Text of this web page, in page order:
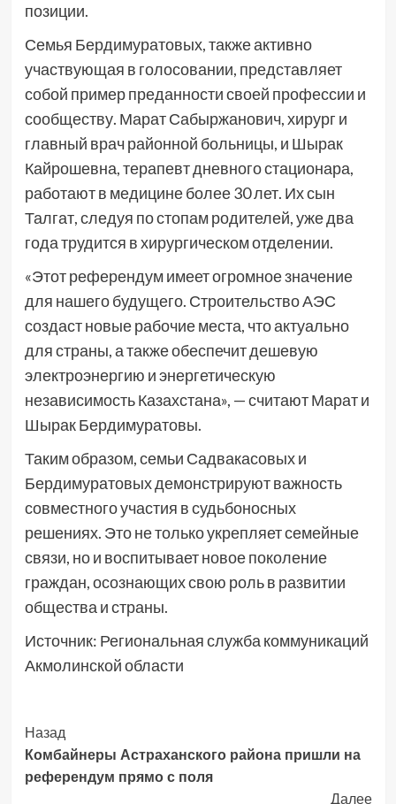
позиции.
Семья Бердимуратовых, также активно
участвующая в голосовании, представляет
собой пример преданности своей профессии и
сообществу. Марат Сабыржанович, хирург и
главный врач районной больницы, и Шырак
Кайрошевна, терапевт дневного стационара,
работают в медицине более 30 лет. Их сын
Талгат, следуя по стопам родителей, уже два
года трудится в хирургическом отделении.
«Этот референдум имеет огромное значение
для нашего будущего. Строительство АЭС
создаст новые рабочие места, что актуально
для страны, а также обеспечит дешевую
электроэнергию и энергетическую
независимость Казахстана», — считают Марат и
Шырак Бердимуратовы.
Таким образом, семьи Садвакасовых и
Бердимуратовых демонстрируют важность
совместного участия в судьбоносных
решениях. Это не только укрепляет семейные
связи, но и воспитывает новое поколение
граждан, осознающих свою роль в развитии
общества и страны.
Источник: Региональная служба коммуникаций
Акмолинской области
Post
Navigation
Назад
Комбайнеры Астраханского района пришли на
референдум прямо с поля
Далее